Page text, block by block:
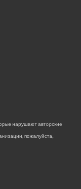
нарушают авторские
пожалуйста,